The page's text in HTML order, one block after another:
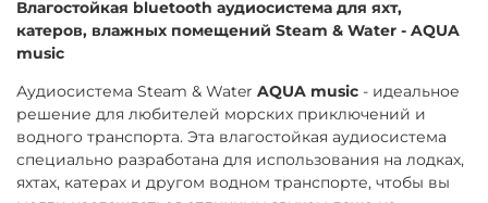
Влагостойкая bluetooth аудиосистема для яхт,
катеров, влажных помещений Steam & Water - AQUA
music
Аудиосистема Steam & Water AQUA music - идеальное
решение для любителей морских приключений и
водного транспорта. Эта влагостойкая аудиосистема
специально разработана для использования на лодках,
яхтах, катерах и другом водном транспорте, чтобы вы